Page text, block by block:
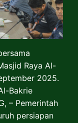
Raya Al-
2025.
Bakrie
– Pemerintah
persiapan